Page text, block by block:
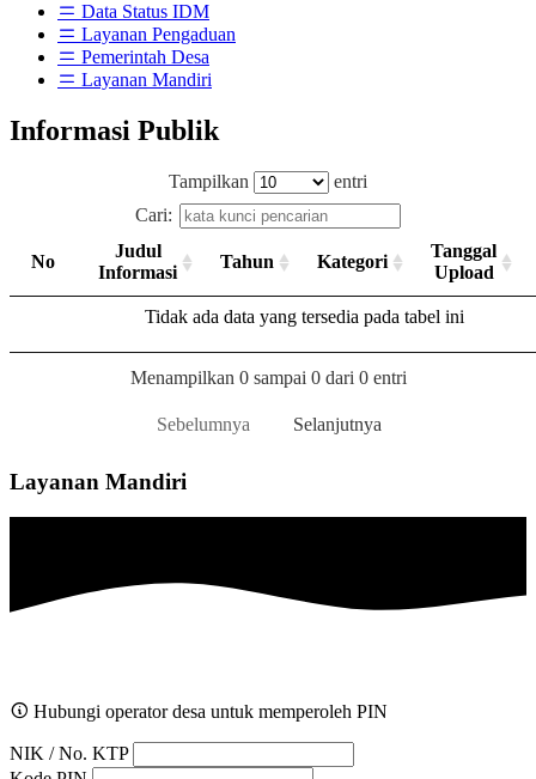
Data Status IDM
Layanan Pengaduan
Pemerintah Desa
Layanan Mandiri
Informasi Publik
Tampilkan
entri
Cari:
No
Judul
Informasi
Tahun Kategori
Tanggal
Upload
Tidak ada data yang tersedia pada tabel ini
Menampilkan 0 sampai 0 dari 0 entri
Sebelumnya Selanjutnya
Layanan Mandiri
Hubungi operator desa untuk memperoleh PIN
NIK / No. KTP